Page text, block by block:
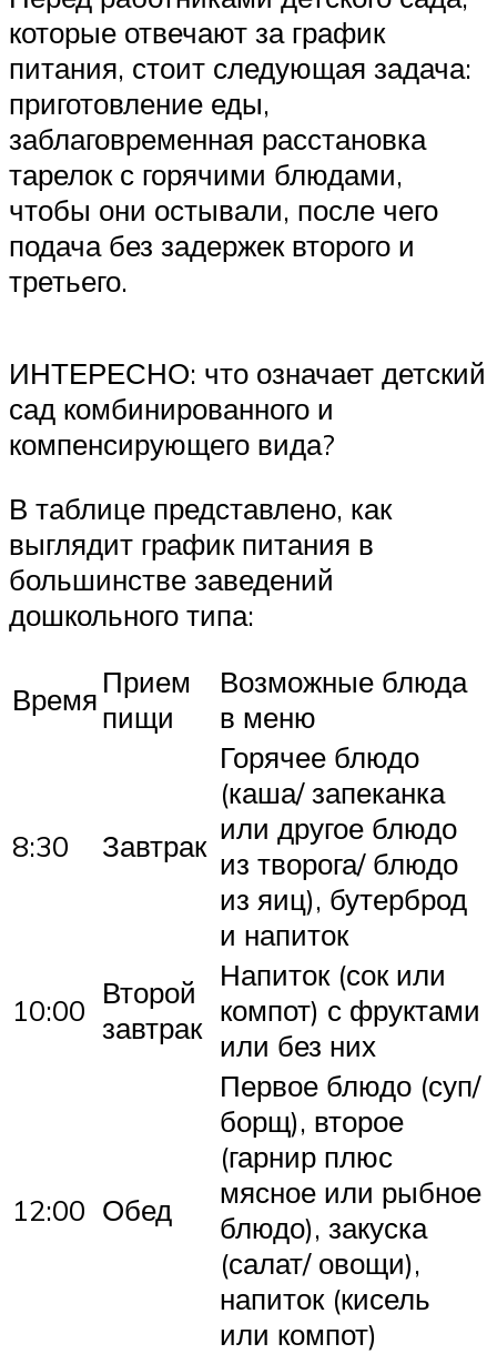
которые отвечают за график
питания, стоит следующая задача:
приготовление еды,
заблаговременная расстановка
тарелок с горячими блюдами,
чтобы они остывали, после чего
подача без задержек второго и
третьего.
ИНТЕРЕСНО: что означает детский
сад комбинированного и
компенсирующего вида?
В таблице представлено, как
выглядит график питания в
большинстве заведений
дошкольного типа:
Время Прием
пищи
Возможные блюда
в меню
8:30 Завтрак
Горячее блюдо
(каша/ запеканка
или другое блюдо
из творога/ блюдо
из яиц), бутерброд
и напиток
10:00 Второй
завтрак
Напиток (сок или
компот) с фруктами
или без них
12:00 Обед
Первое блюдо (суп/
борщ), второе
(гарнир плюс
мясное или рыбное
блюдо), закуска
(салат/ овощи),
напиток (кисель
или компот)